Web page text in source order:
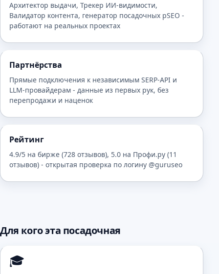
Архитектор выдачи, Трекер ИИ-видимости,
Валидатор контента, генератор посадочных pSEO -
работают на реальных проектах
Партнёрства
Прямые подключения к независимым SERP-API и
LLM-провайдерам - данные из первых рук, без
перепродажи и наценок
Рейтинг
4.9/5 на бирже (728 отзывов), 5.0 на Профи.ру (11
отзывов) - открытая проверка по логину @guruseo
Для кого эта посадочная
🎓